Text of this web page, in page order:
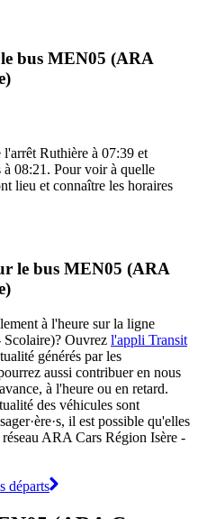
bus MEN05 (ARA
Ruthière à 07:39 et
08:21. Pour voir à quelle
lieu et connaître les horaires
le bus MEN05 (ARA
à l'heure sur la ligne
Ouvrez l'appli Transit
générés par les
aussi contribuer en nous
à l'heure ou en retard.
des véhicules sont
il est possible qu'elles
ARA Cars Région Isère -
départs